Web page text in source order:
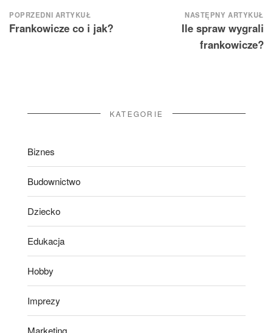
Nawigacja
wpisu
POPRZEDNI ARTYKUŁ
Frankowicze co i jak?
NASTĘPNY ARTYKUŁ
Ile spraw wygrali
frankowicze?
KATEGORIE
Biznes
Budownictwo
Dziecko
Edukacja
Hobby
Imprezy
Marketing